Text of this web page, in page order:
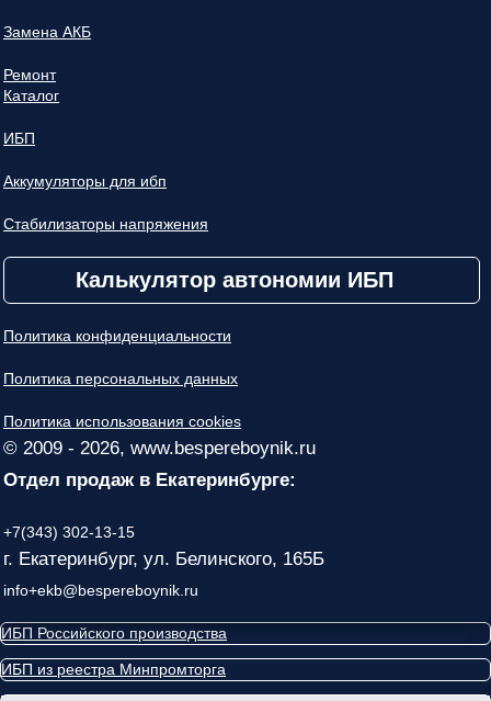
Замена АКБ
Ремонт
Каталог
ИБП
Аккумуляторы для ибп
Стабилизаторы напряжения
Калькулятор автономии ИБП
Политика конфиденциальности
Политика персональных данных
Политика использования cookies
© 2009 - 2026, www.bespereboynik.ru
Отдел продаж в Екатеринбурге:
+7(343) 302-13-15
г. Екатеринбург, ул. Белинского, 165Б
info+ekb@bespereboynik.ru
ИБП Российского производства
ИБП из реестра Минпромторга